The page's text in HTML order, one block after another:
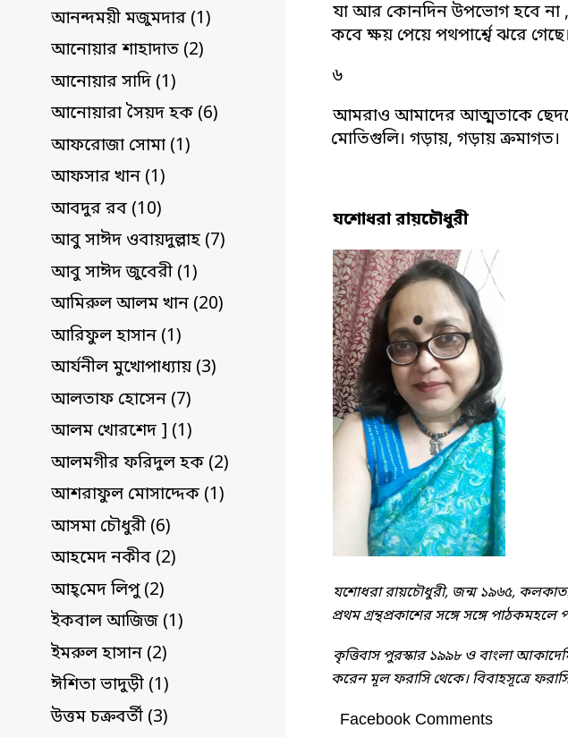
আনন্দময়ী মজুমদার (1)
আনোয়ার শাহাদাত (2)
আনোয়ার সাদি (1)
আনোয়ারা সৈয়দ হক (6)
আফরোজা সোমা (1)
আফসার খান (1)
আবদুর রব (10)
আবু সাঈদ ওবায়দুল্লাহ (7)
আবু সাঈদ জুবেরী (1)
আমিরুল আলম খান (20)
আরিফুল হাসান (1)
আর্যনীল মুখোপাধ্যায় (3)
আলতাফ হোসেন (7)
আলম খোরশেদ ] (1)
আলমগীর ফরিদুল হক (2)
আশরাফুল মোসাদ্দেক (1)
আসমা চৌধুরী (6)
আহমেদ নকীব (2)
আহ্‌মেদ লিপু (2)
ইকবাল আজিজ (1)
ইমরুল হাসান (2)
ঈশিতা ভাদুড়ী (1)
উত্তম চক্রবর্তী (3)
যা আর কোনদিন উপভোগ হবে না ,
কবে ক্ষয় পেয়ে পথপার্শ্বে ঝরে গেছে।
৬
আমরাও আমাদের আত্মতাকে
মোতিগুলি। গড়ায়, গড়ায় ক্রমাগত।
যশোধরা রায়চৌধুরী
যশোধরা রায়চৌধুরী, জন্ম ১৯৬৫, কলকাতা,
প্রথম গ্রন্থপ্রকাশের সঙ্গে সঙ্গে পাঠকমহলে
কৃত্তিবাস পুরস্কার ১৯৯৮ ও বাংলা
করেন মূল ফরাসি থেকে। বিবাহসূত্রে
Facebook Comments